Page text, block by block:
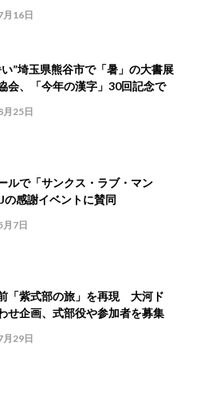
月16日
”埼玉県熊谷市で「暑」の大書展
、「今年の漢字」30回記念で
月25日
ルで「サンクス・ラブ・マン
感謝イベントに賛同
月7日
「紫式部の旅」を再現 大河ド
せ企画、式部役や参加者を募集
月29日